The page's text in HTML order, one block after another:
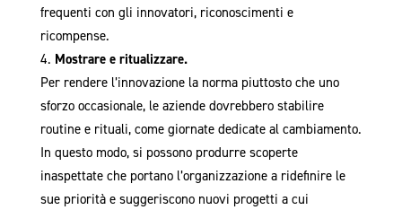
frequenti con gli innovatori, riconoscimenti e
ricompense.
Mostrare e ritualizzare.
Per rendere l’innovazione la norma piuttosto che uno
sforzo occasionale, le aziende dovrebbero stabilire
routine e rituali, come giornate dedicate al cambiamento.
In questo modo, si possono produrre scoperte
inaspettate che portano l’organizzazione a ridefinire le
sue priorità e suggeriscono nuovi progetti a cui